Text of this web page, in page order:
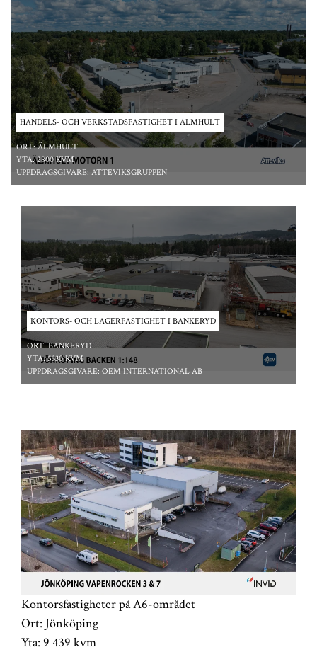
HANDELS- OCH VERKSTADSFASTIGHET I ÄLMHULT
ORT:ÄLMHULT
YTA:2800 KVM
UPPDRAGSGIVARE: ATTEVIKSGRUPPEN
*/ ?>
KONTORS- OCH LAGERFASTIGHET I BANKERYD
ORT:BANKERYD
YTA:5330 KVM
UPPDRAGSGIVARE: OEM INTERNATIONAL AB
*/ ?>
Kontorsfastigheter på A6-området
Ort: Jönköping
Yta: 9 439 kvm